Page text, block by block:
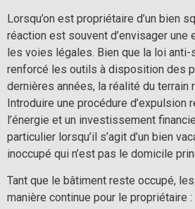
Lorsqu’on est propriétaire d’un bien
réaction est souvent d’envisager une
les voies légales. Bien que la loi anti-
renforcé les outils à disposition des
dernières années, la réalité du terrain
Introduire une procédure d’expulsion
l’énergie et un investissement
particulier lorsqu’il s’agit d’un bien
inoccupé qui n’est pas le domicile
Tant que le bâtiment reste occupé,
manière continue pour le propriétaire :